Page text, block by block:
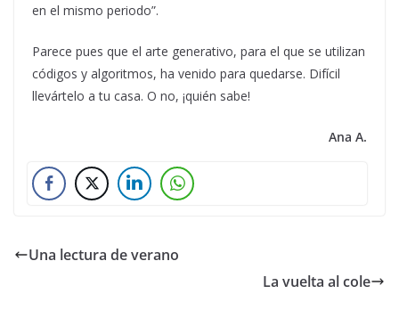
en el mismo periodo”.
Parece pues que el arte generativo, para el que se utilizan
códigos y algoritmos, ha venido para quedarse. Difícil
llevártelo a tu casa. O no, ¡quién sabe!
Ana A.
Una lectura de verano
La vuelta al cole